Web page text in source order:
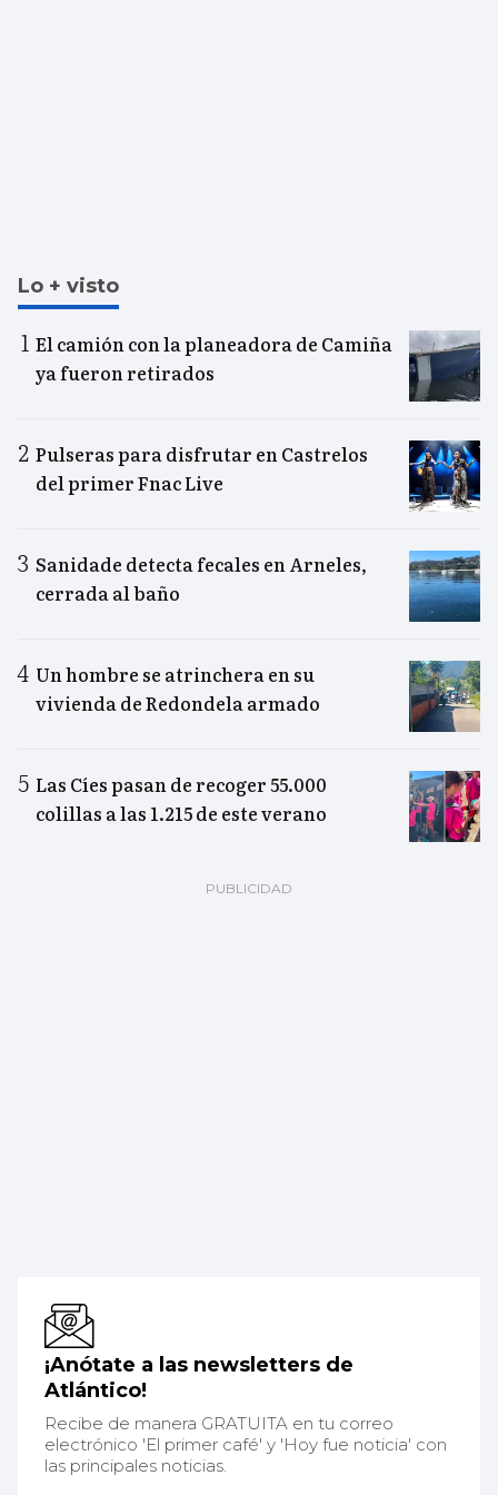
Lo + visto
El camión con la planeadora de Camiña
ya fueron retirados
Pulseras para disfrutar en Castrelos
del primer Fnac Live
Sanidade detecta fecales en Arneles,
cerrada al baño
Un hombre se atrinchera en su
vivienda de Redondela armado
Las Cíes pasan de recoger 55.000
colillas a las 1.215 de este verano
¡Anótate a las newsletters de
Atlántico!
Recibe de manera GRATUITA en tu correo
electrónico 'El primer café' y 'Hoy fue noticia' con
las principales noticias.